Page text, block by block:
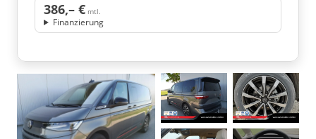
386,– € mtl.
Finanzierung